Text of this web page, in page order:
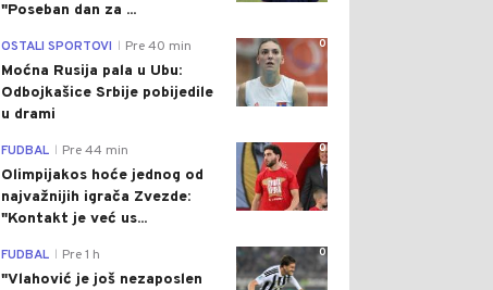
"Poseban dan za ...
0
OSTALI SPORTOVI Pre 40 min
Moćna Rusija pala u Ubu:
Odbojkašice Srbije pobijedile
u drami
0
FUDBAL Pre 44 min
Olimpijakos hoće jednog od
najvažnijih igrača Zvezde:
"Kontakt je već us...
0
FUDBAL Pre 1 h
"Vlahović je još nezaposlen